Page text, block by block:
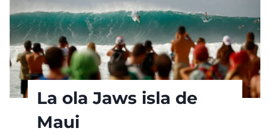
La ola Jaws isla de
Maui